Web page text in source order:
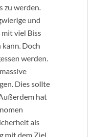
zu werden.
und
viel Biss
Doch
werden.
Dies sollte
hat
als
mit dem Ziel